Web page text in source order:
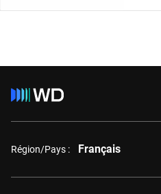
Région/Pays : Français